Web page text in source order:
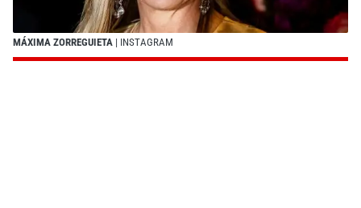
MÁXIMA ZORREGUIETA | INSTAGRAM